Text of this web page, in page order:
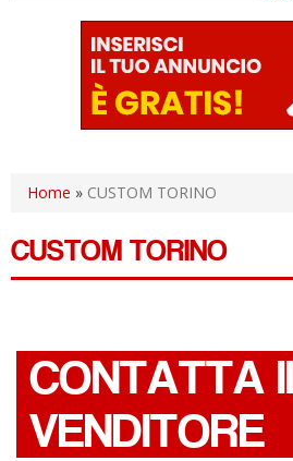
Home » CUSTOM TORINO
CUSTOM TORINO
CONTATTA
VENDITORE